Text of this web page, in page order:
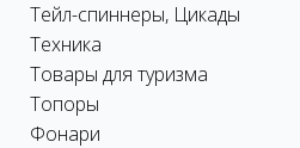
Тейл-спиннеры, Цикады
Техника
Товары для туризма
Топоры
Фонари